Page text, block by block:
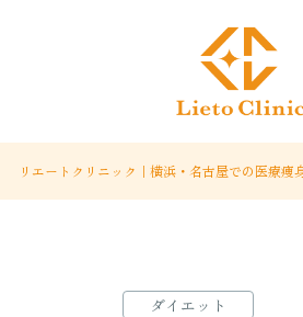
リエートクリニック｜横浜・名古屋での医療痩
ダイエット